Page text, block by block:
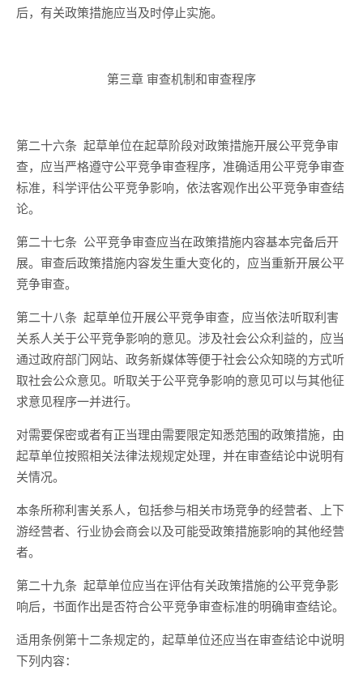
后，有关政策措施应当及时停止实施。
第三章 审查机制和审查程序
第二十六条 起草单位在起草阶段对政策措施开展公平竞争审
查， 应当严格遵守公平竞争审查程序，准确适用公平竞争审查
标准，科学评估公平竞争影响， 依法客观作出公平竞争审查结
论。
第二十七条 公平竞争审查应当在政策措施内容基本完备后开
展。审查后政策措施内容发生重大变化的，应当重新开展公平
竞争审查。
第二十八条 起草单位开展公平竞争审查，应当依法听取利害
关系人关于公平竞争影响的意见。涉及社会公众利益的，应当
通过政府部门网站、政务新媒体等便于社会公众知晓的方式听
取社会公众意见。听取关于公平竞争影响的意见可以与其他征
求意见程序一并进行。
对需要保密或者有正当理由需要限定知悉范围的政策措施，由
起草单位按照相关法律法规规定处理， 并在审查结论中说明有
关情况。
本条所称利害关系人，包括参与相关市场竞争的经营者、上下
游经营者、行业协会商会以及可能受政策措施影响的其他经营
者。
第二十九条 起草单位应当在评估有关政策措施的公平竞争影
响后，书面作出是否符合公平竞争审查标准的明确审查结论。
适用条例第十二条规定的，起草单位还应当在审查结论中说明
下列内容：